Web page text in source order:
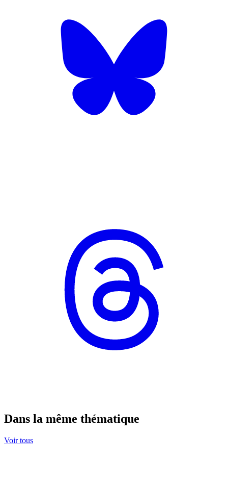
Dans la même thématique
Voir tous